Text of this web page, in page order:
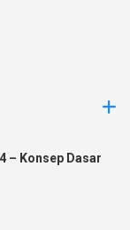
– Konsep Dasar